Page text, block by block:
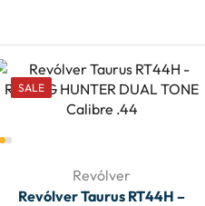
SALE
Revólver
Revólver Taurus RT44H –